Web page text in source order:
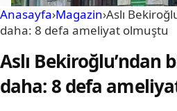
Anasayfa›Magazin›Aslı
daha: 8 defa ameliyat olmuştu
Aslı Bekiroğlu’ndan
daha: 8 defa